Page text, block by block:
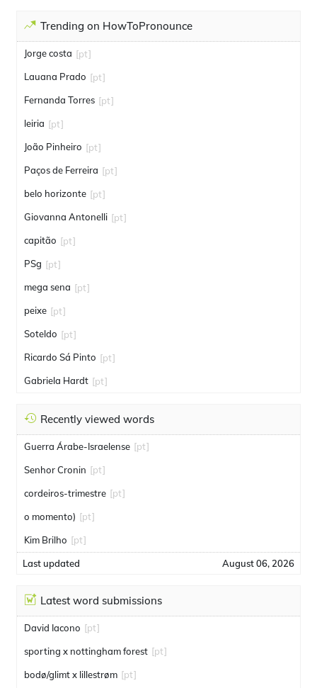
Trending on HowToPronounce
Jorge costa [pt]
Lauana Prado [pt]
Fernanda Torres [pt]
leiria [pt]
João Pinheiro [pt]
Paços de Ferreira [pt]
belo horizonte [pt]
Giovanna Antonelli [pt]
capitão [pt]
PSg [pt]
mega sena [pt]
peixe [pt]
Soteldo [pt]
Ricardo Sá Pinto [pt]
Gabriela Hardt [pt]
Recently viewed words
Guerra Árabe-Israelense [pt]
Senhor Cronin [pt]
cordeiros-trimestre [pt]
o momento) [pt]
Kim Brilho [pt]
Last updated August 06, 2026
Latest word submissions
David Iacono [pt]
sporting x nottingham forest [pt]
bodø/glimt x lillestrøm [pt]